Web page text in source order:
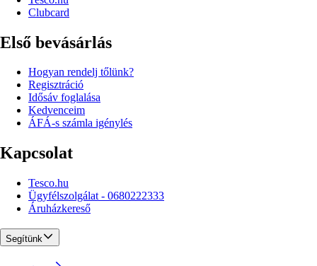
Clubcard
Első bevásárlás
Hogyan rendelj tőlünk?
Regisztráció
Idősáv foglalása
Kedvenceim
ÁFÁ-s számla igénylés
Kapcsolat
Tesco.hu
Ügyfélszolgálat - 0680222333
Áruházkereső
Segítünk